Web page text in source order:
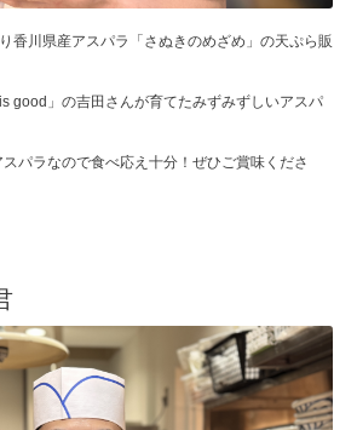
香川県産アスパラ「さぬきのめざめ」の天ぷら販
good」の吉田さんが育てたみずみずしいアスパ
パラなので食べ応え十分！ぜひご賞味くださ